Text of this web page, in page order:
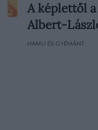
A Műcsarnok új
fogalmába vezeti
vállalkozik, hogy
A képlettől
Albert-
HAMU ÉS GYÉMÁNT